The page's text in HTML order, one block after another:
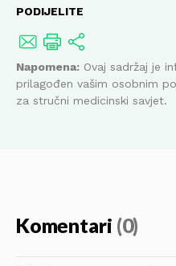
PODIJELITE
Napomena: Ovaj sadržaj je
prilagođen vašim osobnim
za stručni medicinski savjet.
Komentari (0)